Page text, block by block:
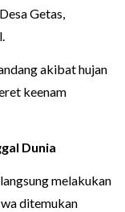
Getas,
akibat hujan
keenam
Dunia
melakukan
ditemukan